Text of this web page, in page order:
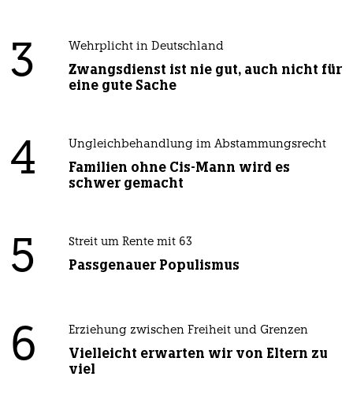
3 Wehrplicht in Deutschland
Zwangsdienst ist nie gut, auch nicht für
eine gute Sache
4 Ungleichbehandlung im Abstammungsrecht
Familien ohne Cis-Mann wird es
schwer gemacht
5 Streit um Rente mit 63
Passgenauer Populismus
6 Erziehung zwischen Freiheit und Grenzen
Vielleicht erwarten wir von Eltern zu
viel